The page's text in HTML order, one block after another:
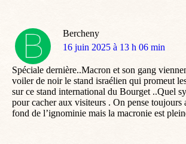
Bercheny
dit
16 juin 2025 à 13 h 06 min
Spéciale dernière..Macron et son gang
voiler de noir le stand israélien qui promeut
sur ce stand international du Bourget ..Quel
pour cacher aux visiteurs . On pense toujours
fond de l’ignominie mais la macronie est